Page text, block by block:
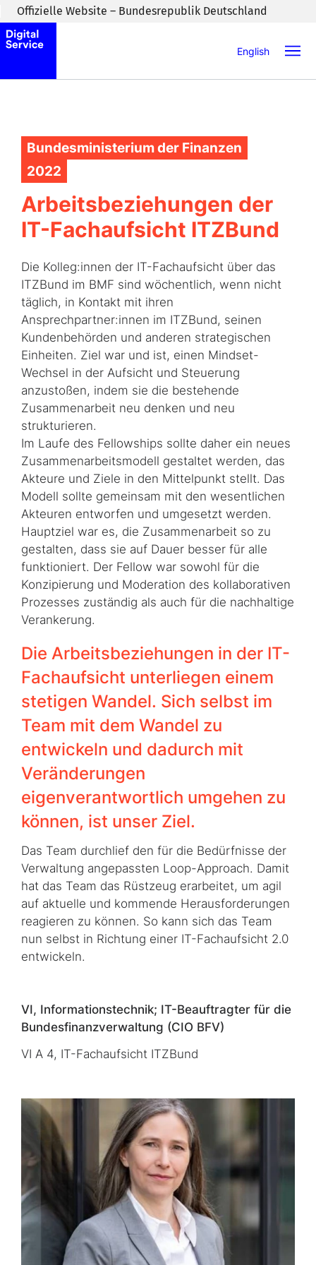
Zum Inhaltsbereich wechseln
Offizielle Website – Bundesrepublik Deutschland
English
Bundesministerium der Finanzen
2022
Arbeitsbeziehungen der
IT-Fachaufsicht ITZBund
Die Kolleg:innen der IT-Fachaufsicht über das
ITZBund im BMF sind wöchentlich, wenn nicht
täglich, in Kontakt mit ihren
Ansprechpartner:innen im ITZBund, seinen
Kundenbehörden und anderen strategischen
Einheiten. Ziel war und ist, einen Mindset-
Wechsel in der Aufsicht und Steuerung
anzustoßen, indem sie die bestehende
Zusammenarbeit neu denken und neu
strukturieren.
Im Laufe des Fellowships sollte daher ein neues
Zusammenarbeitsmodell gestaltet werden, das
Akteure und Ziele in den Mittelpunkt stellt. Das
Modell sollte gemeinsam mit den wesentlichen
Akteuren entworfen und umgesetzt werden.
Hauptziel war es, die Zusammenarbeit so zu
gestalten, dass sie auf Dauer besser für alle
funktioniert. Der Fellow war sowohl für die
Konzipierung und Moderation des kollaborativen
Prozesses zuständig als auch für die nachhaltige
Verankerung.
Die Arbeitsbeziehungen in der IT-
Fachaufsicht unterliegen einem
stetigen Wandel. Sich selbst im
Team mit dem Wandel zu
entwickeln und dadurch mit
Veränderungen
eigenverantwortlich umgehen zu
können, ist unser Ziel.
Das Team durchlief den für die Bedürfnisse der
Verwaltung angepassten Loop-Approach. Damit
hat das Team das Rüstzeug erarbeitet, um agil
auf aktuelle und kommende Herausforderungen
reagieren zu können. So kann sich das Team
nun selbst in Richtung einer IT-Fachaufsicht 2.0
entwickeln.
VI, Informationstechnik; IT-Beauftragter für die
Bundesfinanzverwaltung (CIO BFV)
VI A 4, IT-Fachaufsicht ITZBund